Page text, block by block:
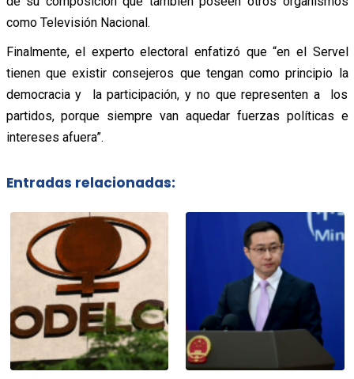
como Televisión Nacional.
Finalmente, el experto electoral enfatizó que “en el Servel
tienen que existir consejeros que tengan como principio la
democracia y la participación, y no que representen a los
partidos, porque siempre van aquedar fuerzas políticas e
intereses afuera”.
Entradas relacionadas: